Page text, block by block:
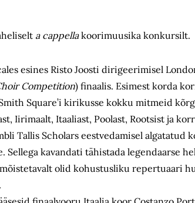
a cappellakoorimuusika konkursilt.
esines Risto Joosti dirigeerimisel
Competition) finaalis. Esimest korda
Square’i kirikusse kokku mitmeid
Iirimaalt, Itaaliast, Poolast, Rootsist ja
Tallis Scholars eestvedamisel
Sellega kavandati tähistada legendaarse
olid kohustusliku repertuaari